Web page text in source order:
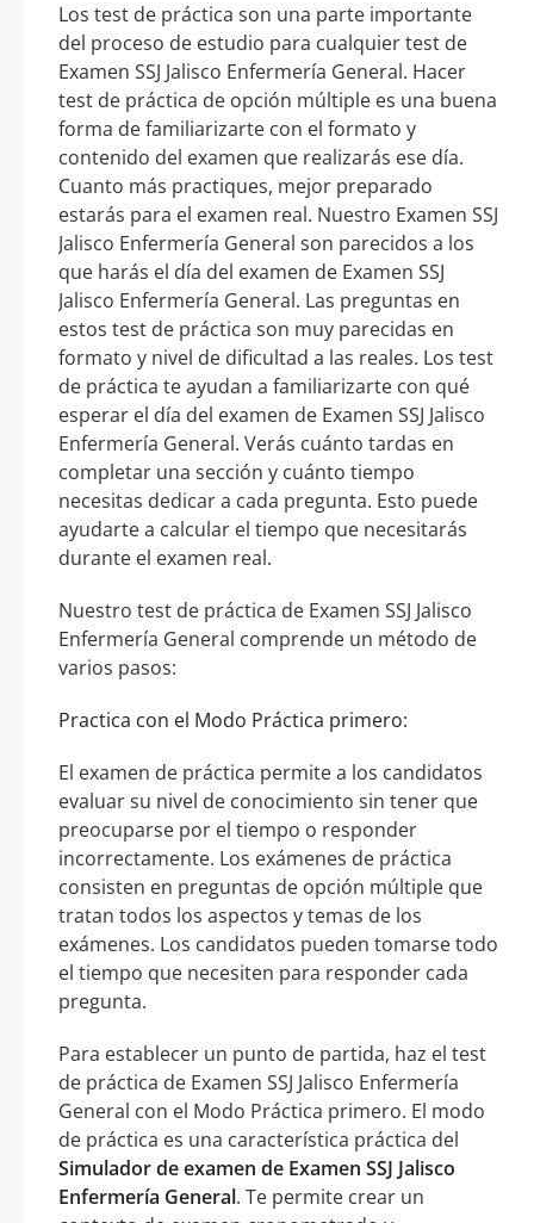
Los test de práctica son una parte importante
del proceso de estudio para cualquier test de
Examen SSJ Jalisco Enfermería General. Hacer
test de práctica de opción múltiple es una buena
forma de familiarizarte con el formato y
contenido del examen que realizarás ese día.
Cuanto más practiques, mejor preparado
estarás para el examen real. Nuestro Examen SSJ
Jalisco Enfermería General son parecidos a los
que harás el día del examen de Examen SSJ
Jalisco Enfermería General. Las preguntas en
estos test de práctica son muy parecidas en
formato y nivel de dificultad a las reales. Los test
de práctica te ayudan a familiarizarte con qué
esperar el día del examen de Examen SSJ Jalisco
Enfermería General. Verás cuánto tardas en
completar una sección y cuánto tiempo
necesitas dedicar a cada pregunta. Esto puede
ayudarte a calcular el tiempo que necesitarás
durante el examen real.
Nuestro test de práctica de Examen SSJ Jalisco
Enfermería General comprende un método de
varios pasos:
Practica con el Modo Práctica primero:
El examen de práctica permite a los candidatos
evaluar su nivel de conocimiento sin tener que
preocuparse por el tiempo o responder
incorrectamente. Los exámenes de práctica
consisten en preguntas de opción múltiple que
tratan todos los aspectos y temas de los
exámenes. Los candidatos pueden tomarse todo
el tiempo que necesiten para responder cada
pregunta.
Para establecer un punto de partida, haz el test
de práctica de Examen SSJ Jalisco Enfermería
General con el Modo Práctica primero. El modo
de práctica es una característica práctica del
Simulador de examen de Examen SSJ Jalisco
Enfermería General. Te permite crear un